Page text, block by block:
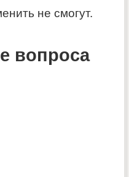
не смогут.
вопроса